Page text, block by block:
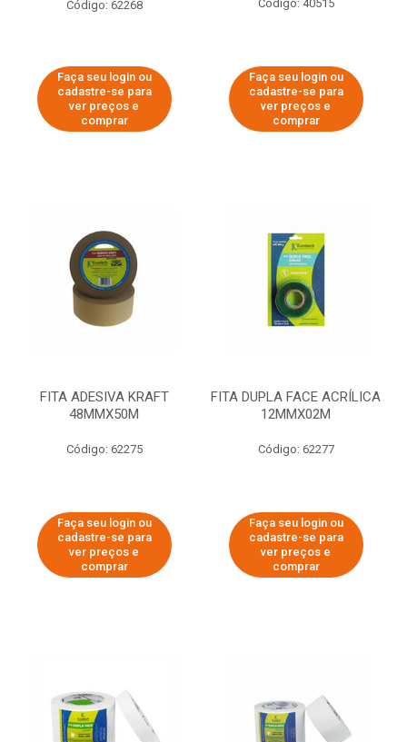
Código: 62268
Faça seu login ou
cadastre-se para
ver preços e
comprar
Código: 40515
Faça seu login ou
cadastre-se para
ver preços e
comprar
FITA ADESIVA KRAFT
48MMX50M
Código: 62275
Faça seu login ou
cadastre-se para
ver preços e
comprar
FITA DUPLA FACE ACRÍLICA
12MMX02M
Código: 62277
Faça seu login ou
cadastre-se para
ver preços e
comprar